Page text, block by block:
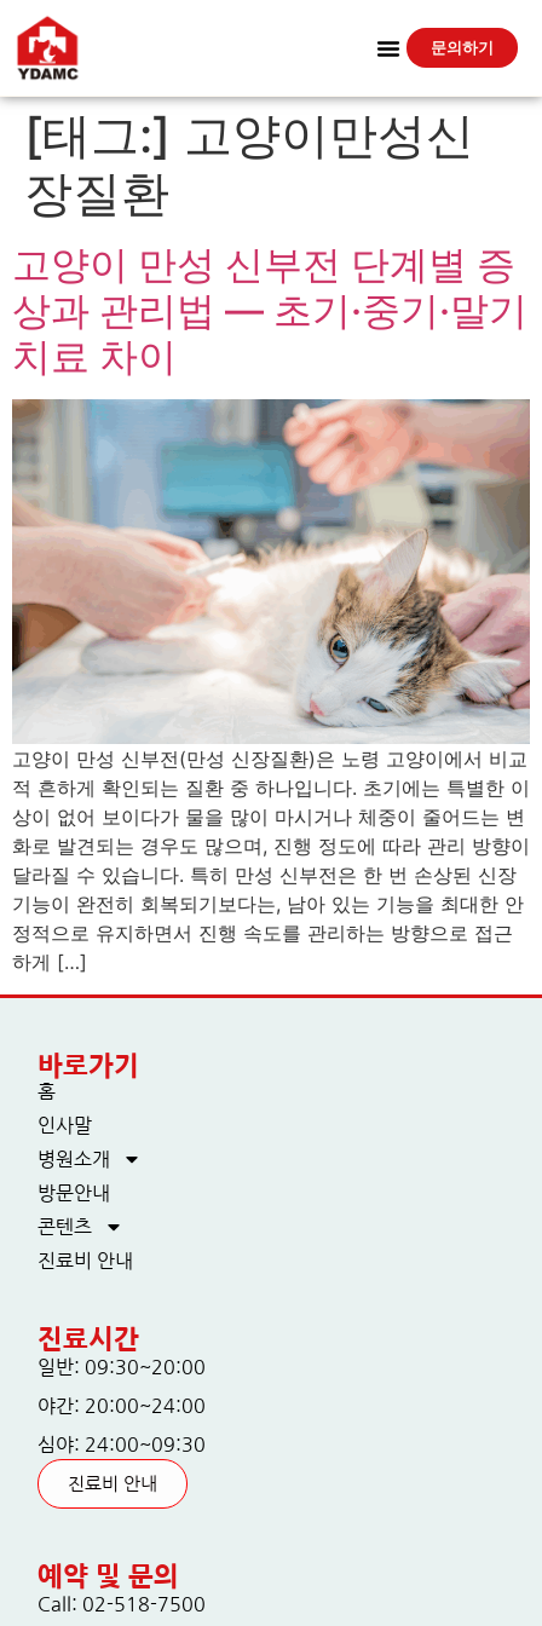
문의하기
[태그:] 고양이만성신
장질환
고양이 만성 신부전 단계별 증
상과 관리법 — 초기·중기·말기
치료 차이
고양이 만성 신부전(만성 신장질환)은 노령 고양이에서 비교
적 흔하게 확인되는 질환 중 하나입니다. 초기에는 특별한 이
상이 없어 보이다가 물을 많이 마시거나 체중이 줄어드는 변
화로 발견되는 경우도 많으며, 진행 정도에 따라 관리 방향이
달라질 수 있습니다. 특히 만성 신부전은 한 번 손상된 신장
기능이 완전히 회복되기보다는, 남아 있는 기능을 최대한 안
정적으로 유지하면서 진행 속도를 관리하는 방향으로 접근
하게 […]
바로가기
홈
인사말
병원소개
방문안내
콘텐츠
진료비 안내
진료시간
일반: 09:30~20:00
야간: 20:00~24:00
심야: 24:00~09:30
진료비 안내
예약 및 문의
Call: 02-518-7500